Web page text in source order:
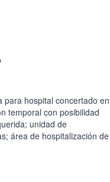
para hospital concertado en
temporal con posibilidad
unidad de
área de hospitalización de